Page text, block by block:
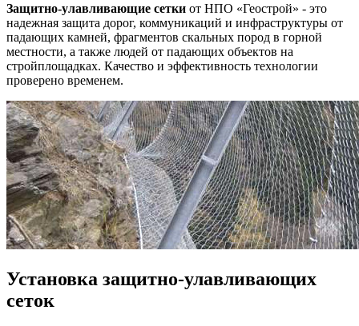
Защитно-улавливающие сетки от НПО «Геострой» - это
надежная защита дорог, коммуникаций и инфраструктуры от
падающих камней, фрагментов скальных пород в горной
местности, а также людей от падающих объектов на
стройплощадках. Качество и эффективность технологии
проверено временем.
Установка защитно-улавливающих
сеток